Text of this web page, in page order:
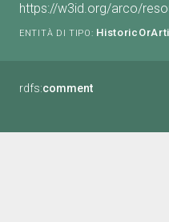
https://w3id.org/arco/
ENTITÀ DI TIPO:
rdfs:comment